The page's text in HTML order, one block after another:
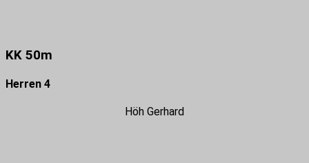
KK 50m
Herren 4
Höh Gerhard